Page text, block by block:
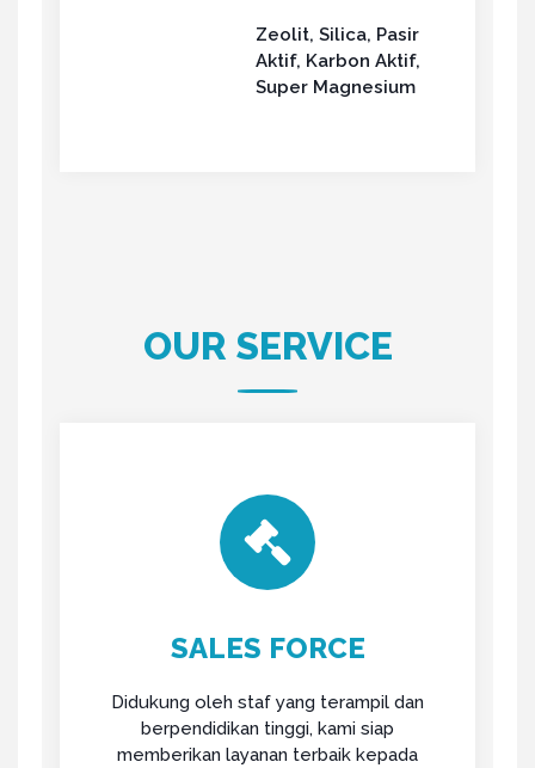
Zeolit, Silica, Pasir
Aktif, Karbon Aktif,
Super Magnesium
OUR SERVICE
SALES FORCE
Didukung oleh staf yang terampil dan
berpendidikan tinggi, kami siap
memberikan layanan terbaik kepada